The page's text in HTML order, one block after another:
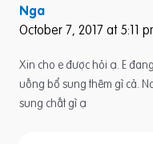
Nga
October 7, 2017 at 5:11
Xin cho e được hỏi ạ. E
uống bổ sung thêm gì cả.
sung chất gì ạ